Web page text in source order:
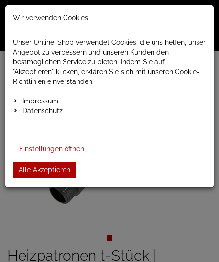
Menü
Weiter einkaufen www.anapont.eu
Heizkörperzubehör
Elektro Heizpatronen
Heizpatronen t-Stück |
Wir verwenden Cookies
Unser Online-Shop verwendet Cookies, die uns helfen, unser
Angebot zu verbessern und unseren Kunden den
bestmöglichen Service zu bieten. Indem Sie auf
"Akzeptieren" klicken, erklären Sie sich mit unseren Cookie-
Richtlinien einverstanden.
Impressum
Datenschutz
Einstellungen öffnen
Alle Akzeptieren